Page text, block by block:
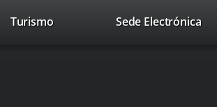
Trabaja con nosotros Contacto
TurismoEste
Sede Electrónica